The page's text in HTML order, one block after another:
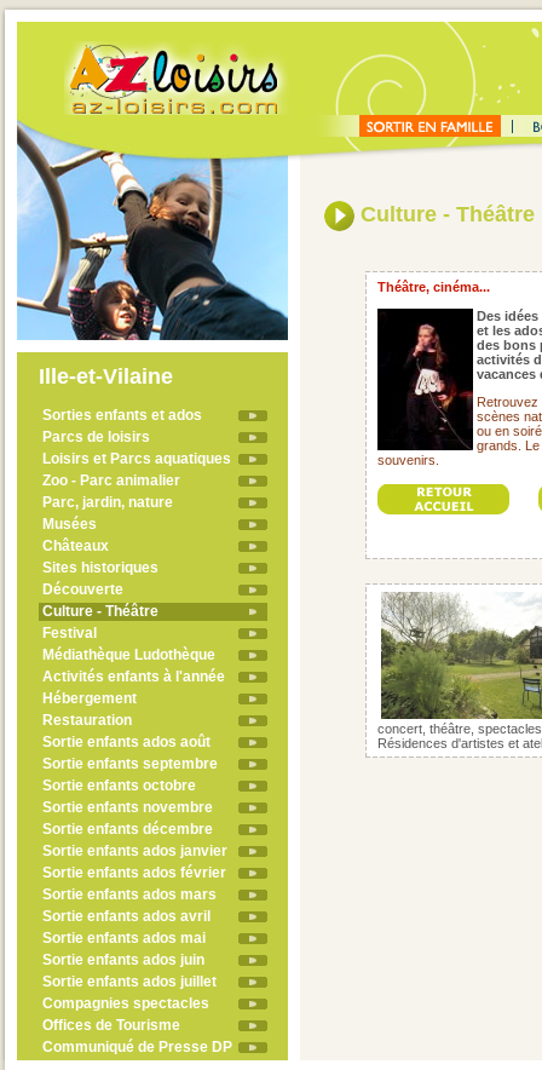
Ille-et-Vilaine
Sorties enfants et ados
Parcs de loisirs
Loisirs et Parcs aquatiques
Zoo - Parc animalier
Parc, jardin, nature
Musées
Châteaux
Sites historiques
Découverte
Culture - Théâtre
Festival
Médiathèque Ludothèque
Activités enfants à l'année
Hébergement
Restauration
Sortie enfants ados août
Sortie enfants septembre
Sortie enfants octobre
Sortie enfants novembre
Sortie enfants décembre
Sortie enfants ados janvier
Sortie enfants ados février
Sortie enfants ados mars
Sortie enfants ados avril
Sortie enfants ados mai
Sortie enfants ados juin
Sortie enfants ados juillet
Compagnies spectacles
Offices de Tourisme
Communiqué de Presse DP
Culture - Théâtre
Théâtre, cinéma...
Des
et les
des bons
activités
vacances
Retrouvez
scènes
ou en
grands.
souvenirs.
concert, théâtre,
Résidences d'artistes et